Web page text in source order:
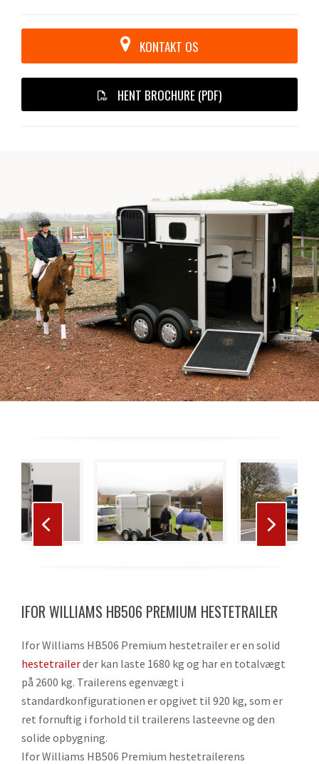
KONTAKT OS
HENT BROCHURE (PDF)
Use
the
left
and
right
access
carousel
navigation
buttons
go
the
first
slide
IFOR WILLIAMS HB506 PREMIUM HESTETRAILER
Ifor Williams HB506 Premium hestetrailer er en solid
hestetrailerder kan laste 1680 kg og har en totalvægt
på 2600 kg. Trailerens egenvægt i
standardkonfigurationen er opgivet til 920 kg, som er
ret fornuftig i forhold til trailerens lasteevne og den
solide opbygning.
Ifor Williams HB506 Premium hestetrailerens